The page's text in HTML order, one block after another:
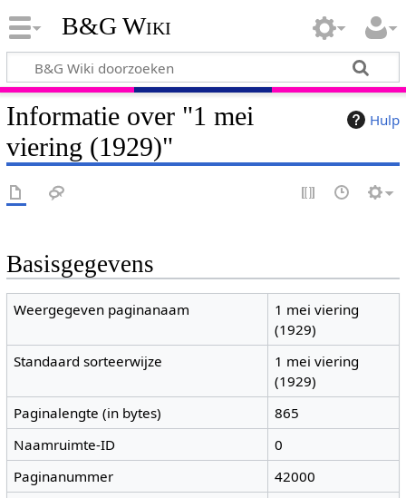
B&G Wiki
Hulp
Informatie over "1 mei
viering (1929)"
Basisgegevens
Weergegeven paginanaam
1 mei viering
(1929)
Standaard sorteerwijze
1 mei viering
(1929)
Paginalengte (in bytes)
865
Naamruimte-ID
0
Paginanummer
42000